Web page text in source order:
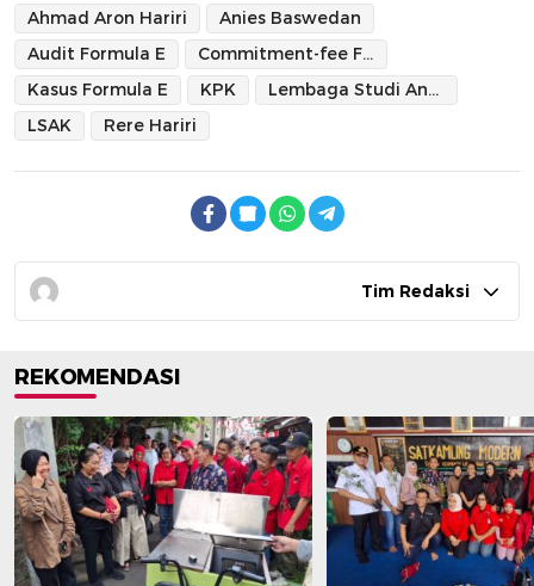
Ahmad Aron Hariri
Anies Baswedan
Audit Formula E
Commitment-fee Formula E
Kasus Formula E
KPK
Lembaga Studi Anti Korupsi
LSAK
Rere Hariri
Tim Redaksi
REKOMENDASI